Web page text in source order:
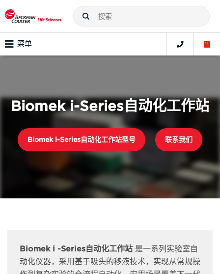
菜单
Biomek i-Series自动化工作站
Biomek i-Series自动化工作站型号 联系我们
Biomek i -Series自动化工作站 是一系列实验室自
动化仪器，采用基于吸头的移液技术，实现从常规操